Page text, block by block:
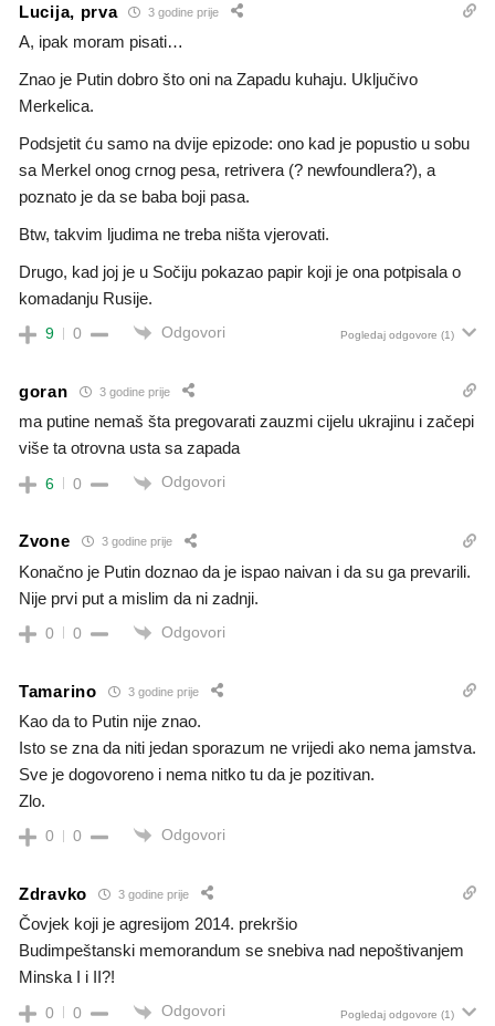
Lucija, prva 3 godine prije
A, ipak moram pisati…
Znao je Putin dobro što oni na Zapadu kuhaju. Uključivo
Merkelica.
Podsjetit ću samo na dvije epizode: ono kad je popustio u sobu
sa Merkel onog crnog pesa, retrivera (? newfoundlera?), a
poznato je da se baba boji pasa.
Btw, takvim ljudima ne treba ništa vjerovati.
Drugo, kad joj je u Sočiju pokazao papir koji je ona potpisala o
komadanju Rusije.
9 0 Odgovori Pogledaj odgovore (1)
goran 3 godine prije
ma putine nemaš šta pregovarati zauzmi cijelu ukrajinu i začepi
više ta otrovna usta sa zapada
6 0 Odgovori
Zvone 3 godine prije
Konačno je Putin doznao da je ispao naivan i da su ga prevarili.
Nije prvi put a mislim da ni zadnji.
0 0 Odgovori
Tamarino 3 godine prije
Kao da to Putin nije znao.
Isto se zna da niti jedan sporazum ne vrijedi ako nema jamstva.
Sve je dogovoreno i nema nitko tu da je pozitivan.
Zlo.
0 0 Odgovori
Zdravko 3 godine prije
Čovjek koji je agresijom 2014. prekršio
Budimpeštanski memorandum se snebiva nad nepoštivanjem
Minska I i II?!
0 0 Odgovori Pogledaj odgovore (1)